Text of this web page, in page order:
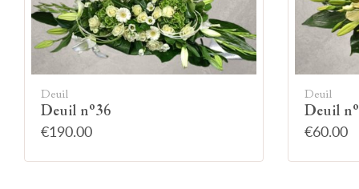
Deuil
Deuil n°36
€190.00
Deuil
Deuil
€60.00